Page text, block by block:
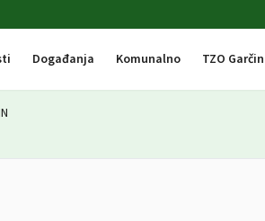
Događanja Komunalno TZO Garčin